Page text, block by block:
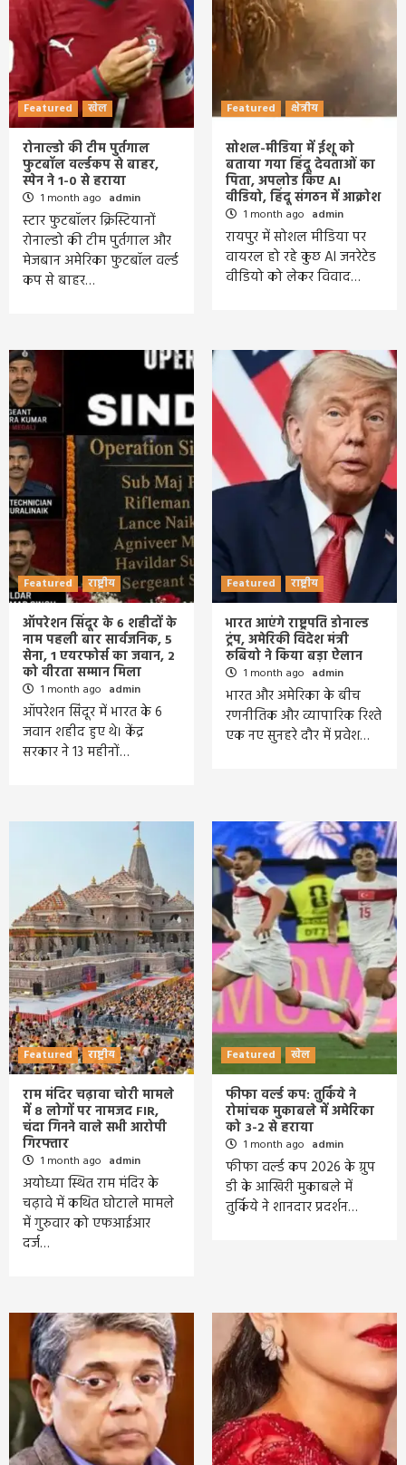
Featured खेल
रोनाल्डो की टीम पुर्तगाल
फुटबॉल वर्ल्डकप से बाहर,
स्पेन ने 1-0 से हराया
1 month ago admin
स्टार फुटबॉलर क्रिस्टियानों
रोनाल्डो की टीम पुर्तगाल और
मेजबान अमेरिका फुटबॉल वर्ल्ड
कप से बाहर…
Featured क्षेत्रीय
सोशल-मीडिया में ईशू को
बताया गया हिंदू देवताओं का
पिता, अपलोड किए AI
वीडियो, हिंदू संगठन में आक्रोश
1 month ago admin
रायपुर में सोशल मीडिया पर
वायरल हो रहे कुछ AI जनरेटेड
वीडियो को लेकर विवाद…
Featured राष्ट्रीय
ऑपरेशन सिंदूर के 6 शहीदों के
नाम पहली बार सार्वजनिक, 5
सेना, 1 एयरफोर्स का जवान, 2
को वीरता सम्मान मिला
1 month ago admin
ऑपरेशन सिंदूर में भारत के 6
जवान शहीद हुए थे। केंद्र
सरकार ने 13 महीनों…
Featured राष्ट्रीय
भारत आएंगे राष्ट्रपति डोनाल्ड
ट्रंप, अमेरिकी विदेश मंत्री
रुबियो ने किया बड़ा ऐलान
1 month ago admin
भारत और अमेरिका के बीच
रणनीतिक और व्यापारिक रिश्ते
एक नए सुनहरे दौर में प्रवेश…
Featured राष्ट्रीय
राम मंदिर चढ़ावा चोरी मामले
में 8 लोगों पर नामजद FIR,
चंदा गिनने वाले सभी आरोपी
गिरफ्तार
1 month ago admin
अयोध्या स्थित राम मंदिर के
चढ़ावे में कथित घोटाले मामले
में गुरुवार को एफआईआर
दर्ज…
Featured खेल
फीफा वर्ल्ड कप: तुर्किये ने
रोमांचक मुकाबले में अमेरिका
को 3-2 से हराया
1 month ago admin
फीफा वर्ल्ड कप 2026 के ग्रुप
डी के आखिरी मुकाबले में
तुर्किये ने शानदार प्रदर्शन…